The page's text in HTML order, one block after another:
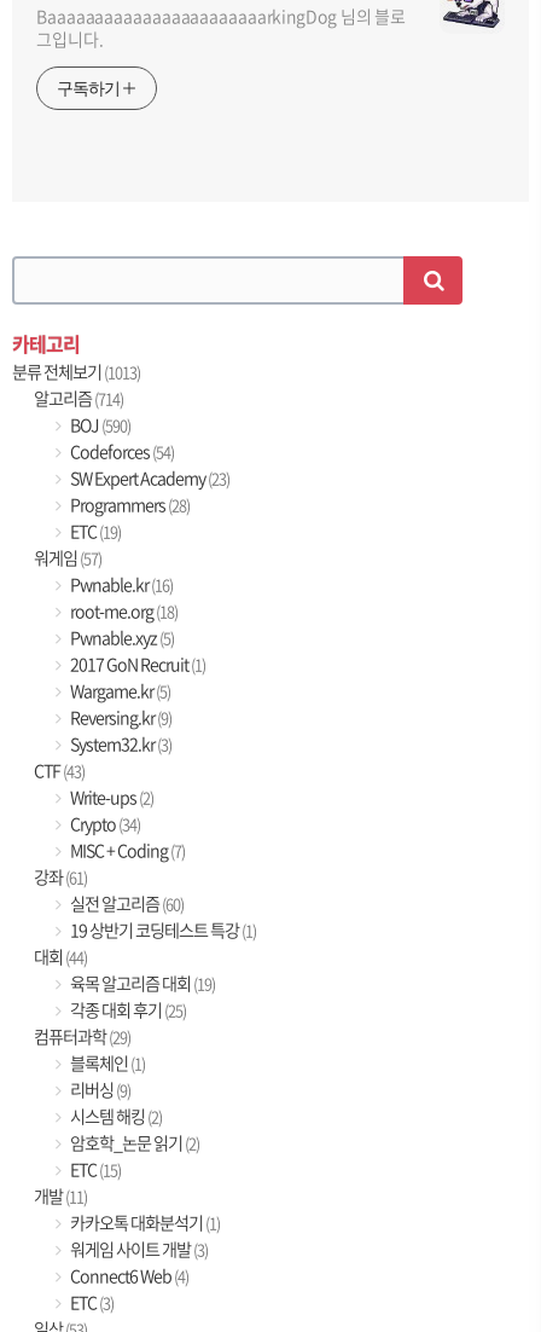
BaaaaaaaaaaaaaaaaaaaaaaarkingDog 님의 블로
그입니다.
구독하기
카테고리
분류 전체보기(1013)
알고리즘(714)
BOJ (590)
Codeforces(54)
SW Expert Academy(23)
Programmers(28)
ETC(19)
워게임(57)
Pwnable.kr(16)
root-me.org(18)
Pwnable.xyz(5)
2017 GoN Recruit(1)
Wargame.kr(5)
Reversing.kr(9)
System32.kr(3)
CTF(43)
Write-ups(2)
Crypto(34)
MISC + Coding(7)
강좌(61)
실전 알고리즘(60)
19 상반기 코딩테스트 특강(1)
대회 (44)
육목 알고리즘 대회 (19)
각종 대회 후기(25)
컴퓨터과학(29)
블록체인(1)
리버싱(9)
시스템 해킹(2)
암호학_논문 읽기(2)
ETC(15)
개발(11)
카카오톡 대화분석기(1)
워게임 사이트 개발(3)
Connect6 Web(4)
ETC(3)